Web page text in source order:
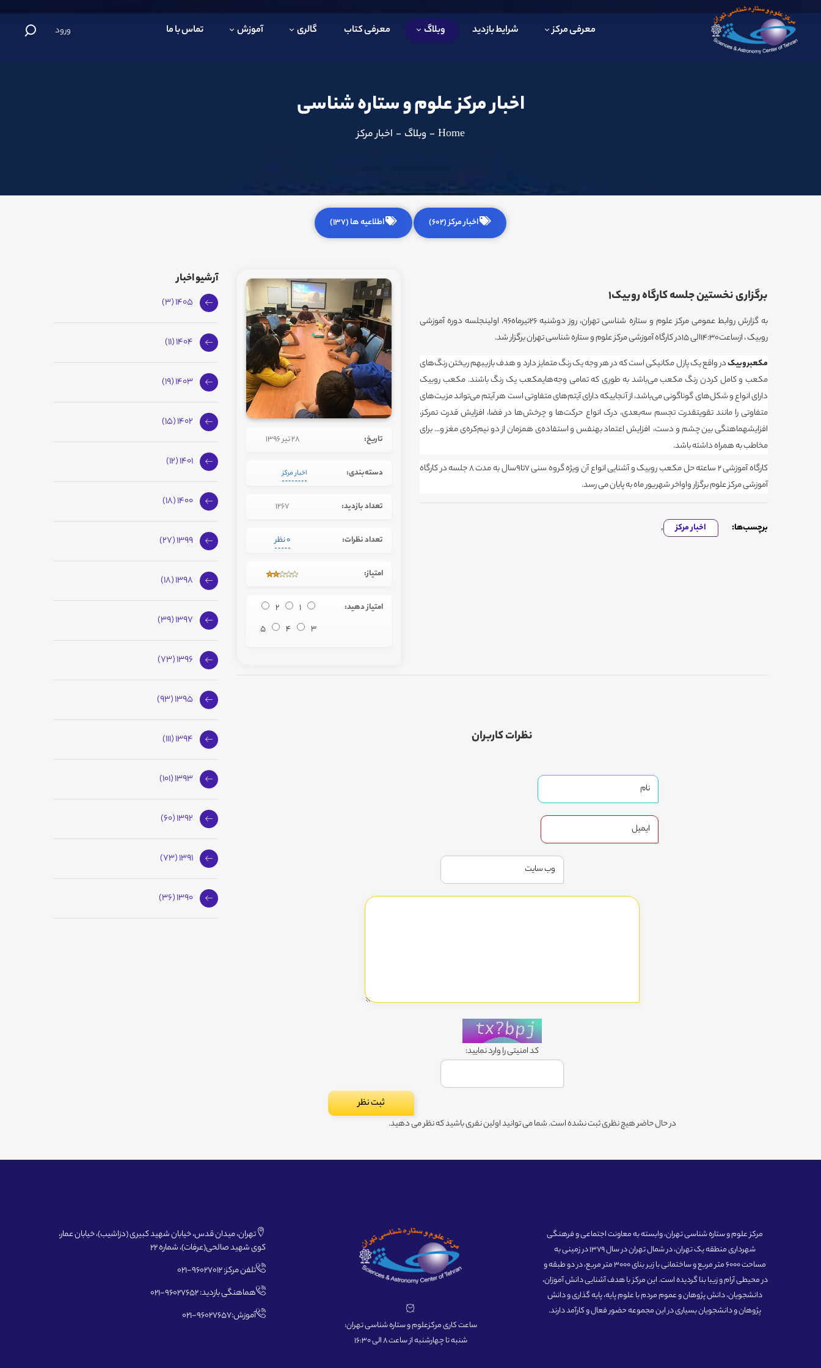
معرفی مرکز شرایط بازدید وبلاگ معرفی کتاب گالری آموزش تماس با ما ورود
اخبار مرکز علوم و ستاره شناسی
Home
- وبلاگ - اخبار مرکز
اخبار مرکز (602) اطلاعیه ها (137)
برگزاری نخستین جلسه کارگاه روبیک1
به گزارش روابط عمومی مرکز علوم و ستاره شناسی تهران، روز دوشنبه 26تیرماه96، اولینجلسه دوره آموزشی
روبیک ، ازساعت14:30الی 15در کارگاه آموزشی مرکز علوم و ستاره شناسی تهران برگزار شد.
مکعبروبیکدر واقع یک پازل مکانیکی است که در هر وجه یک رنگ متمایز دارد و هدف بازیبهم ریختن رنگ‌های
مکعب و کامل کردن رنگ مکعب می‌باشد به طوری که تمامی وجه‌هایمکعب یک رنگ باشند. مکعب روبیک
دارای انواع و شکل‌های گوناگونی می‌باشد، از آنجاییکه دارای آیتم‌های متفاوتی است هر آیتم می‌تواند مزیت‌های
متفاوتی را مانند تقویتقدرت تجسم سه‌بعدی، درک انواع حرکت‌ها و چرخش‌ها در فضا، افزایش قدرت تمرکز،
افزایشهماهنگی بین چشم و دست، افزایش اعتماد بهنفس و استفاده‌ی همزمان از دو نیم‌کره‌ی مغز و... برای
مخاطب به همراه داشته باشد.
کارگاه آموزشی 2 ساعته حل مکعب روبیک و آشنایی انواع آن ویژه گروه سنی 7تا9سال به مدت 8 جلسه در کارگاه
آموزشی مرکز علوم برگزار واواخر شهریور ماه به پایان می رسد.
برچسب‌ها: اخبار مرکز ,
تاریخ: 28 تیر 1396
دسته‌بندی: اخبار مرکز
تعداد بازدید: 1267
تعداد نظرات: 0 نظر
امتیاز:
امتیاز دهید: 1
2
3
4
5
نظرات کاربران
کد امنیتی را وارد نمایید:
در حال حاضر هیچ نظری ثبت نشده است. شما می توانید اولین نفری باشید که نظر می دهید.
آرشیو اخبار
1405 (3)
1404 (11)
1403 (19)
1402 (15)
1401 (12)
1400 (18)
1399 (27)
1398 (18)
1397 (39)
1396 (73)
1395 (93)
1394 (111)
1393 (101)
1392 (60)
1391 (73)
1390 (36)
مرکز علوم و ستاره شناسی تهران، وابسته به معاونت اجتماعی و فرهنگی
شهرداری منطقه یک تهران، در شمال تهران در سال 1379 در زمینی به
مساحت 6000 متر مربع و ساختمانی با زیر بنای 3000 متر مربع، در دو طبقه و
در محیطی آرام و زیبا بنا گردیده است. این مرکز با هدف آشنایی دانش آموزان،
دانشجویان، دانش پژوهان و عموم مردم با علوم پایه، پایه گذاری و دانش
پژوهان و دانشجویان بسیاری در این مجموعه حضور فعال و کارآمد دارند.
ساعت کاری مرکزعلوم و ستاره شناسی تهران:
شنبه تا چهارشنبه از ساعت 8 الی 16:30
تهران، میدان قدس، خیابان شهید کبیری (دزاشیب)، خیابان عمار،
کوی شهید صالحی(عرفات)، شماره 22
تلفن مرکز: 96027012-021
هماهنگی بازدید: 96027652-021
آموزش:96027657-021